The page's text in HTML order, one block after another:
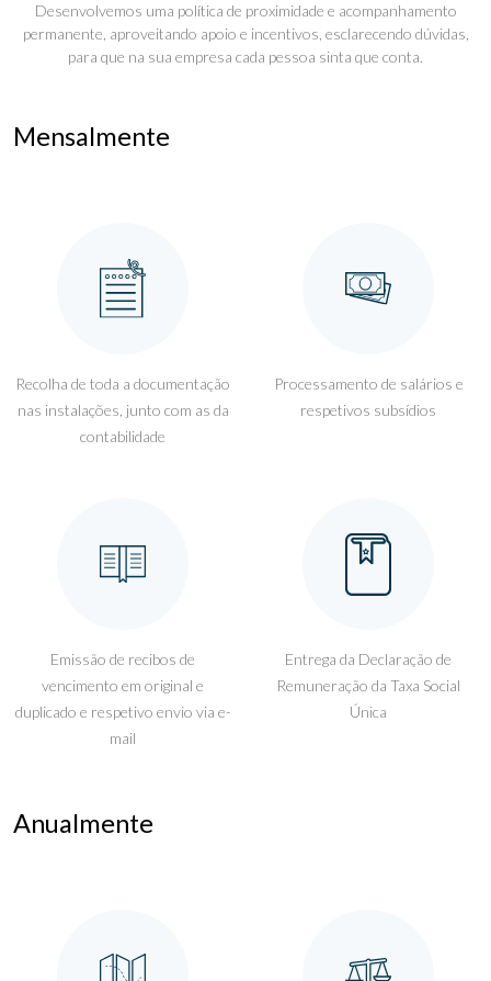
Desenvolvemos uma política de proximidade e acompanhamento
permanente, aproveitando apoio e incentivos, esclarecendo dúvidas,
para que na sua empresa cada pessoa sinta que conta.
Mensalmente
Recolha de toda a documentação
nas instalações, junto com as da
contabilidade
Processamento de salários e
respetivos subsídios
Emissão de recibos de
vencimento em original e
duplicado e respetivo envio via e-
mail
Entrega da Declaração de
Remuneração da Taxa Social
Única
Anualmente